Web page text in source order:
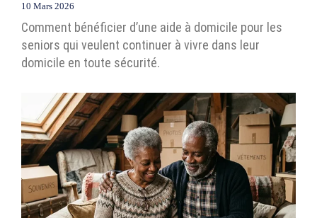
10 Mars 2026
Comment bénéficier d’une aide à domicile pour les
seniors qui veulent continuer à vivre dans leur
domicile en toute sécurité.